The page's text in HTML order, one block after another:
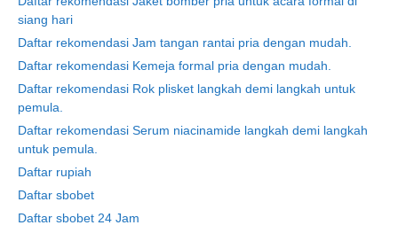
siang hari
Daftar rekomendasi Jam tangan rantai pria dengan mudah.
Daftar rekomendasi Kemeja formal pria dengan mudah.
Daftar rekomendasi Rok plisket langkah demi langkah untuk
pemula.
Daftar rekomendasi Serum niacinamide langkah demi langkah
untuk pemula.
Daftar rupiah
Daftar sbobet
Daftar sbobet 24 Jam